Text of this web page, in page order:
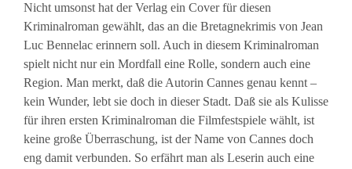
Nicht umsonst hat der Verlag ein Cover für diesen
Kriminalroman gewählt, das an die Bretagnekrimis von Jean
Luc Bennelac erinnern soll. Auch in diesem Kriminalroman
spielt nicht nur ein Mordfall eine Rolle, sondern auch eine
Region. Man merkt, daß die Autorin Cannes genau kennt –
kein Wunder, lebt sie doch in dieser Stadt. Daß sie als Kulisse
für ihren ersten Kriminalroman die Filmfestspiele wählt, ist
keine große Überraschung, ist der Name von Cannes doch
eng damit verbunden. So erfährt man als Leserin auch eine